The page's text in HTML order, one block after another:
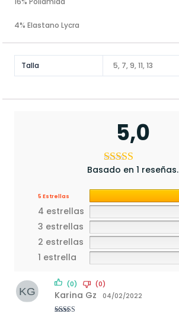
4% Elastano Lycra
Talla 5, 7, 9, 11, 13
5,0
Basado en 1 reseñas.
5 Estrellas
4 estrellas
3 estrellas
2 estrellas
1 estrella
Karina Gz 04/02/2022
(0) (0)